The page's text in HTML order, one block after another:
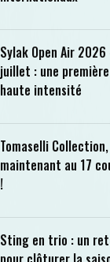
Sylak Open Air
juillet : une
haute intensité
Tomaselli Collection,
maintenant au 17
!
Sting en trio : un